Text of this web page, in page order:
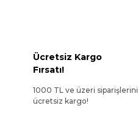
Ücretsiz Kargo
Fırsatı!
1000 TL ve üzeri
ücretsiz kargo!